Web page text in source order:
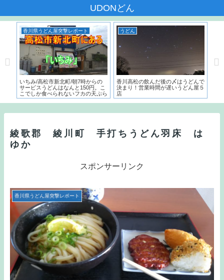
UDONどん
香川県うどん屋突撃レポート
いちみ/高松市新北町/朝7時からの
サービスうどんはなんと150円。こ
こでしか食べられないフカの天ぷら
とは？？
うどん
香川高松の飲んだ後の〆はうどんで
決まり！営業時間が遅いうどん屋５
店
綾歌郡 綾川町 手打ちうどん羽床 は
ゆか
スポンサーリンク
香川県うどん屋突撃レポート